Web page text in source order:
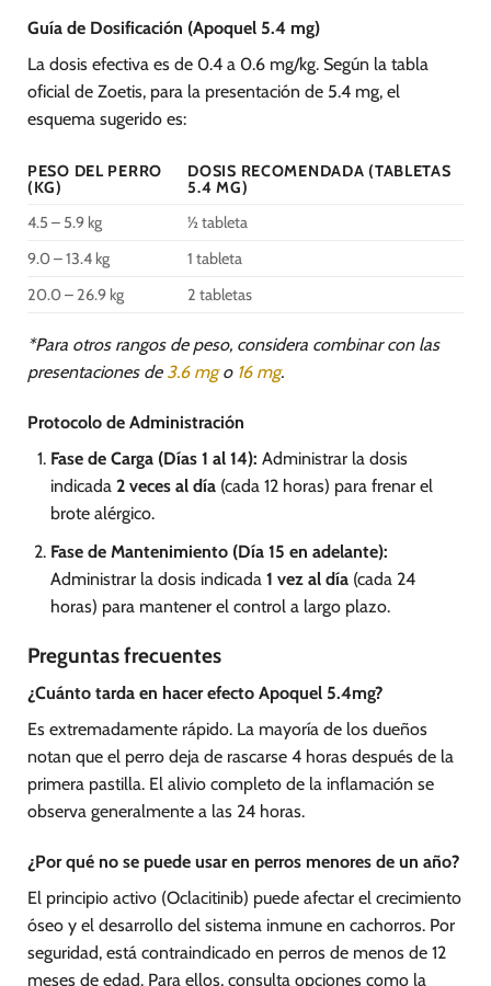
Guía de Dosificación (Apoquel 5.4 mg)
La dosis efectiva es de 0.4 a 0.6 mg/kg. Según la tabla
oficial de Zoetis, para la presentación de 5.4 mg, el
esquema sugerido es:
PESO DEL PERRO
(KG)
DOSIS RECOMENDADA (TABLETAS
5.4 MG)
4.5 – 5.9 kg
½ tableta
9.0 – 13.4 kg
1 tableta
20.0 – 26.9 kg
2 tabletas
*Para otros rangos de peso, considera combinar con las
presentaciones de 3.6 mgo 16 mg.
Protocolo de Administración
Fase de Carga (Días 1 al 14): Administrar la dosis
indicada 2 veces al día(cada 12 horas) para frenar el
brote alérgico.
Fase de Mantenimiento (Día 15 en adelante):
Administrar la dosis indicada 1 vez al día(cada 24
horas) para mantener el control a largo plazo.
Preguntas frecuentes
¿Cuánto tarda en hacer efecto Apoquel 5.4mg?
Es extremadamente rápido. La mayoría de los dueños
notan que el perro deja de rascarse 4 horas después de la
primera pastilla. El alivio completo de la inflamación se
observa generalmente a las 24 horas.
¿Por qué no se puede usar en perros menores de un año?
El principio activo (Oclacitinib) puede afectar el crecimiento
óseo y el desarrollo del sistema inmune en cachorros. Por
seguridad, está contraindicado en perros de menos de 12
meses de edad. Para ellos, consulta opciones como la